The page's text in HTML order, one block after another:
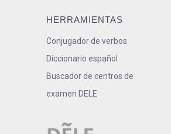
HERRAMIENTAS
Conjugador de verbos
Diccionario español
Buscador de centros de
examen DELE